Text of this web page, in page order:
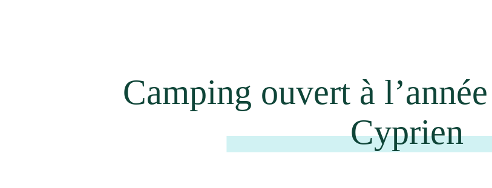
Camping ouvert à
Cyprien